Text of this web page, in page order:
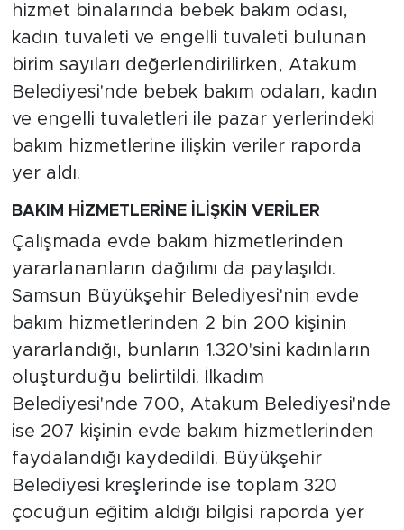
hizmet binalarında bebek bakım odası,
kadın tuvaleti ve engelli tuvaleti bulunan
birim sayıları değerlendirilirken, Atakum
Belediyesi'nde bebek bakım odaları, kadın
ve engelli tuvaletleri ile pazar yerlerindeki
bakım hizmetlerine ilişkin veriler raporda
yer aldı.
BAKIM HİZMETLERİNE İLİŞKİN VERİLER
Çalışmada evde bakım hizmetlerinden
yararlananların dağılımı da paylaşıldı.
Samsun Büyükşehir Belediyesi'nin evde
bakım hizmetlerinden 2 bin 200 kişinin
yararlandığı, bunların 1.320'sini kadınların
oluşturduğu belirtildi. İlkadım
Belediyesi'nde 700, Atakum Belediyesi'nde
ise 207 kişinin evde bakım hizmetlerinden
faydalandığı kaydedildi. Büyükşehir
Belediyesi kreşlerinde ise toplam 320
çocuğun eğitim aldığı bilgisi raporda yer